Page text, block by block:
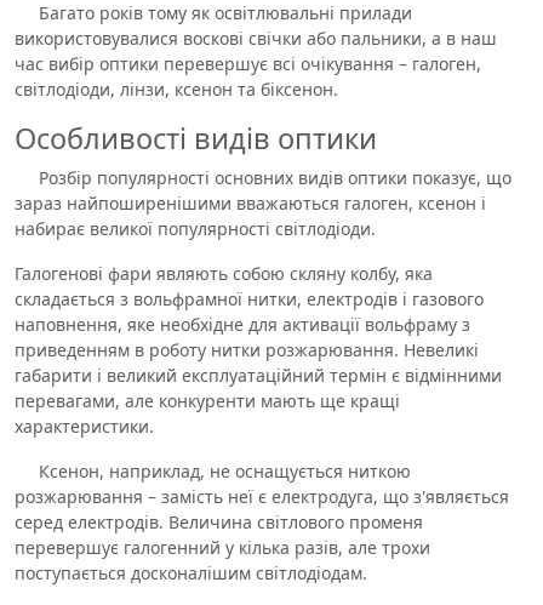
Багато років тому як освітлювальні прилади
використовувалися воскові свічки або пальники, а в наш
час вибір оптики перевершує всі очікування – галоген,
світлодіоди, лінзи, ксенон та біксенон.
Особливості видів оптики
Розбір популярності основних видів оптики показує, що
зараз найпоширенішими вважаються галоген, ксенон і
набирає великої популярності світлодіоди.
Галогенові фари являють собою скляну колбу, яка
складається з вольфрамної нитки, електродів і газового
наповнення, яке необхідне для активації вольфраму з
приведенням в роботу нитки розжарювання. Невеликі
габарити і великий експлуатаційний термін є відмінними
перевагами, але конкуренти мають ще кращі
характеристики.
Ксенон, наприклад, не оснащується ниткою
розжарювання – замість неї є електродуга, що з'являється
серед електродів. Величина світлового променя
перевершує галогенний у кілька разів, але трохи
поступається досконалішим світлодіодам.